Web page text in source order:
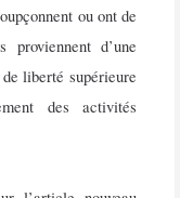
ou ont de
proviennent d’une
liberté supérieure
des activités